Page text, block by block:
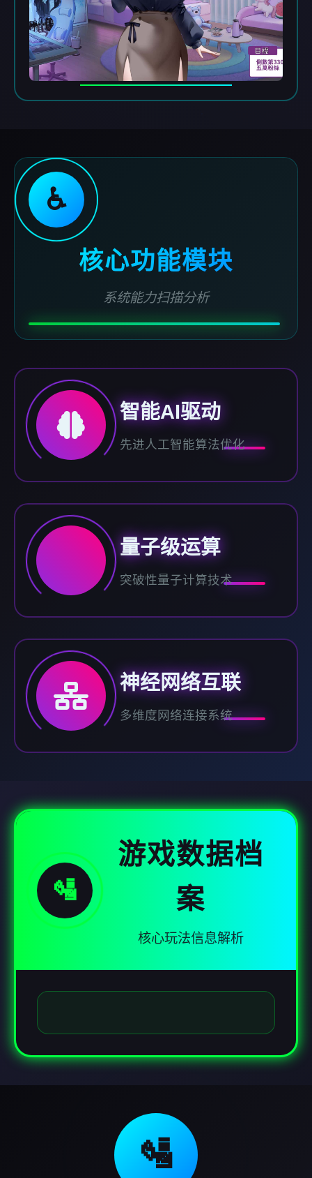
♿
核心功能模块
系统能力扫描分析
智能AI驱动
先进人工智能算法优化
量子级运算
突破性量子计算技术
神经网络互联
多维度网络连接系统
🛂
游戏数据档
案
核心玩法信息解析
🛂